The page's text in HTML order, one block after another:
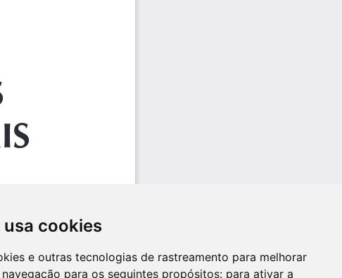
cookies
e outras tecnologias de rastreamento para melhorar
para os seguintes propósitos: para ativar a